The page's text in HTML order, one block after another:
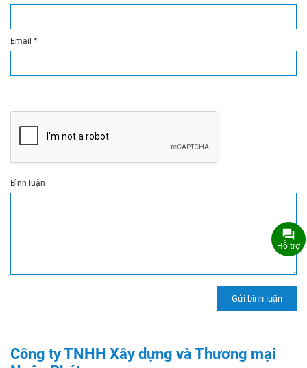
Email *
Bình luận
Công ty TNHH Xây dựng và Thương mại
Hỗ trợ